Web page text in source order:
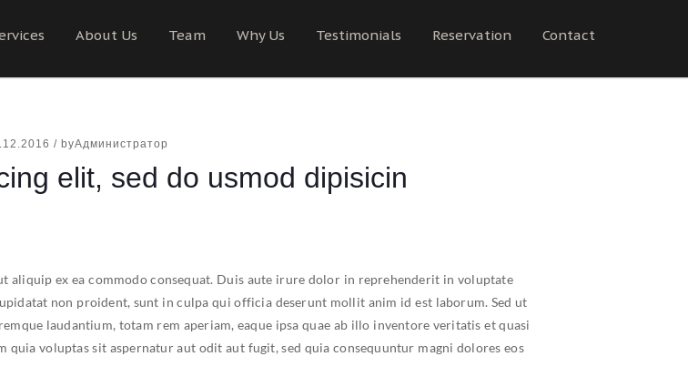
About Us Team Why Us Testimonials Reservation Contact
/ byАдминистратор
elit, sed do usmod dipisicin
ex ea commodo consequat. Duis aute irure dolor in reprehenderit in voluptate
non proident, sunt in culpa qui officia deserunt mollit anim id est laborum. Sed ut
laudantium, totam rem aperiam, eaque ipsa quae ab illo inventore veritatis et quasi
voluptas sit aspernatur aut odit aut fugit, sed quia consequuntur magni dolores eos